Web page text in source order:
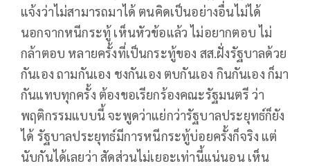
แจ้งว่าไม่สามารถมาได้ ตนคิดเป็นอย่างอื่นไม่ได้
นอกจากหนีกระทู้ เห็นหัวข้อแล้ว ไม่อยากตอบ ไม่
กล้าตอบ หลายครั้งที่เป็นกระทู้ของ สส.ฝั่งรัฐบาลด้วย
กันเอง ถามกันเอง ชงกันเอง ตบกันเอง กินกันเอง ก็มา
กันแทบทุกครั้ง ต้องขอเรียกร้องคณะรัฐมนตรี ว่า
พฤติกรรมแบบนี้ จะพูดว่าแย่กว่ารัฐบาลประยุทธ์ก็ยัง
ได้ รัฐบาลประยุทธ์มีการหนีกระทู้บ่อยครั้งก็จริง แต่
นับกันได้เลยว่า สัดส่วนไม่เยอะเท่านี้แน่นอน เห็น